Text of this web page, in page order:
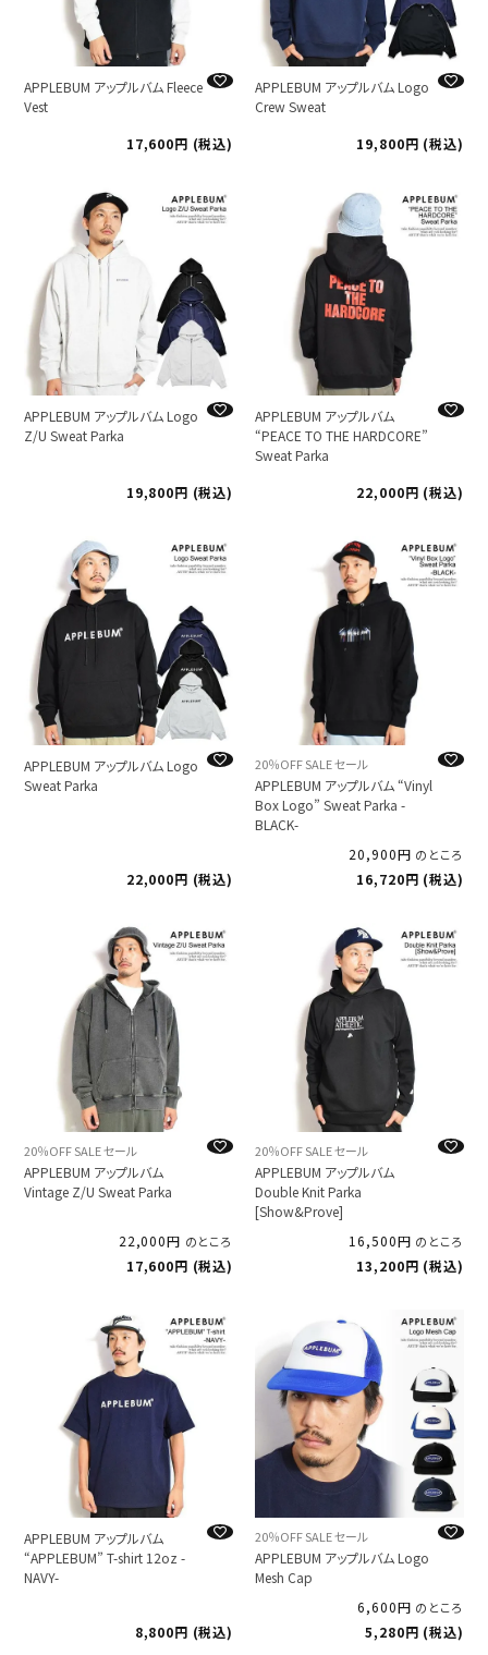
APPLEBUM アップルバム Fleece
Vest
17,600
税込
APPLEBUM アップルバム Logo
Crew Sweat
19,800
税込
APPLEBUM アップルバム Logo
Z/U Sweat Parka
19,800 税込
APPLEBUM アップルバム
“PEACE TO THE HARDCORE”
Sweat Parka
22,000
税込
APPLEBUM アップルバム Logo
Sweat Parka
22,000 税込
20％OFF SALE セール
APPLEBUM アップルバム “Vinyl
Box Logo” Sweat Parka -
BLACK-
20,900
のところ
16,720 税込
20％OFF SALE セール
APPLEBUM アップルバム
Vintage Z/U Sweat Parka
22,000 のところ
17,600 税込
20％OFF SALE セール
APPLEBUM アップルバム
Double Knit Parka
[Show&Prove]
16,500
のところ
13,200 税込
APPLEBUM アップルバム
“APPLEBUM” T-shirt 12oz -
NAVY-
8,800 税込
20％OFF SALE セール
APPLEBUM アップルバム Logo
Mesh Cap
6,600
のところ
5,280 税込